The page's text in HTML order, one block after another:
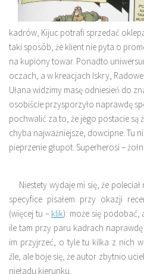
kadrów, Kijuc potrafi sprzedać
taki sposób, że klient nie pyta o
na kupiony towar. Ponadto
oczach, a w kreacjach Iskry,
Ułana widzimy masę odniesień do
osobiście przysporzyło naprawdę
pochwalić za to, że jego postacie są
chyba najważniejsze, dowcipne. Tu
pieprzenie głupot. Superherosi –
Niestety wydaje mi się, że
specyfice pisałem przy okazji
(więcej tu – klik): może się podobać,
ile tam przy paru kadrach naprawdę
im przyjrzeć, o tyle tu kilka z nich
źle, ale boje się, że autor zbytnio
nieładu kierunku.